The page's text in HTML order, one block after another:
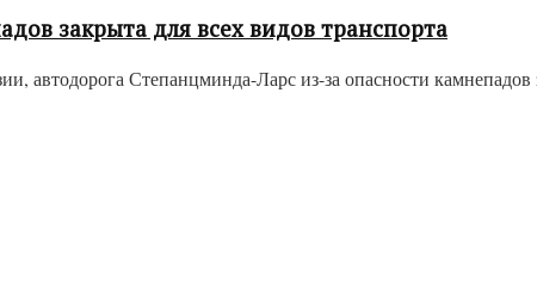
закрыта для всех видов транспорта
Степанцминда-Ларс из-за опасности камнепадов